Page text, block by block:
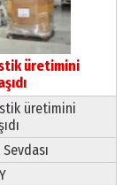
üretimini
üretimini